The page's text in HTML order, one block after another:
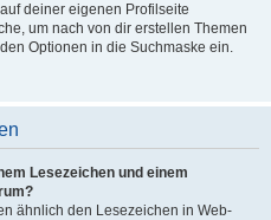
deiner eigenen Profilseite
um nach von dir erstellen Themen
Optionen in die Suchmaske ein.
Lesezeichen und einem
ähnlich den Lesezeichen in Web-